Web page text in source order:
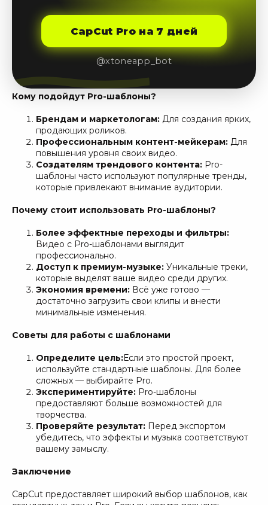
CapCut Pro на 7 дней
@xtoneapp_bot
Кому подойдут Pro-шаблоны?
Брендам и маркетологам: Для создания ярких,
продающих роликов.
Профессиональным контент-мейкерам: Для
повышения уровня своих видео.
Создателям трендового контента: Pro-
шаблоны часто используют популярные тренды,
которые привлекают внимание аудитории.
Почему стоит использовать Pro-шаблоны?
Более эффектные переходы и фильтры:
Видео с Pro-шаблонами выглядит
профессионально.
Доступ к премиум-музыке: Уникальные треки,
которые выделят ваше видео среди других.
Экономия времени: Всё уже готово —
достаточно загрузить свои клипы и внести
минимальные изменения.
Советы для работы с шаблонами
Определите цель:Если это простой проект,
используйте стандартные шаблоны. Для более
сложных — выбирайте Pro.
Экспериментируйте: Pro-шаблоны
предоставляют больше возможностей для
творчества.
Проверяйте результат: Перед экспортом
убедитесь, что эффекты и музыка соответствуют
вашему замыслу.
Заключение
CapCut предоставляет широкий выбор шаблонов, как